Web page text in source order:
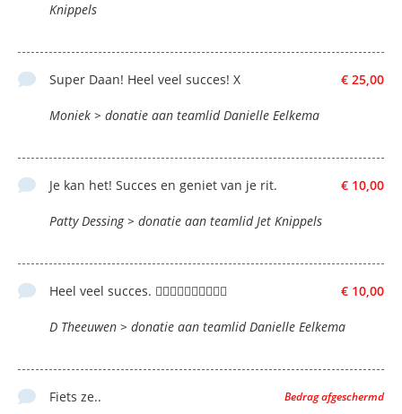
Knippels
€ 25,00
Super Daan! Heel veel succes! X
Moniek > donatie aan teamlid Danielle Eelkema
€ 10,00
Je kan het! Succes en geniet van je rit.
Patty Dessing > donatie aan teamlid Jet Knippels
€ 10,00
Heel veel succes. 👍🏼👍🏼💪🏼💪🏼🍀🍀
D Theeuwen > donatie aan teamlid Danielle Eelkema
Bedrag afgeschermd
Fiets ze..